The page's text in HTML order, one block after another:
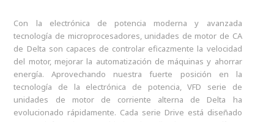
Con la electrónica de potencia moderna y avanzada
tecnología de microprocesadores, unidades de motor de CA
de Delta son capaces de controlar eficazmente la velocidad
del motor, mejorar la automatización de máquinas y ahorrar
energía. Aprovechando nuestra fuerte posición en la
tecnología de la electrónica de potencia, VFD serie de
unidades de motor de corriente alterna de Delta ha
evolucionado rápidamente. Cada serie Drive está diseñado